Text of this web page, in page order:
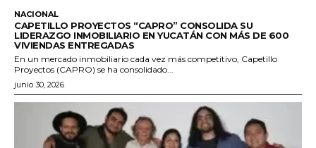
NACIONAL
CAPETILLO PROYECTOS “CAPRO” CONSOLIDA SU
LIDERAZGO INMOBILIARIO EN YUCATÁN CON MÁS DE 600
VIVIENDAS ENTREGADAS
En un mercado inmobiliario cada vez más competitivo, Capetillo
Proyectos (CAPRO) se ha consolidado...
junio 30, 2026